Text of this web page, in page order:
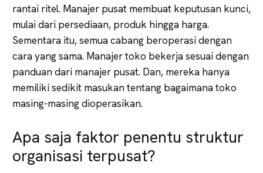
rantai ritel. Manajer pusat membuat keputusan kunci,
mulai dari persediaan, produk hingga harga.
Sementara itu, semua cabang beroperasi dengan
cara yang sama. Manajer toko bekerja sesuai dengan
panduan dari manajer pusat. Dan, mereka hanya
memiliki sedikit masukan tentang bagaimana toko
masing-masing dioperasikan.
Apa saja faktor penentu struktur
organisasi terpusat?